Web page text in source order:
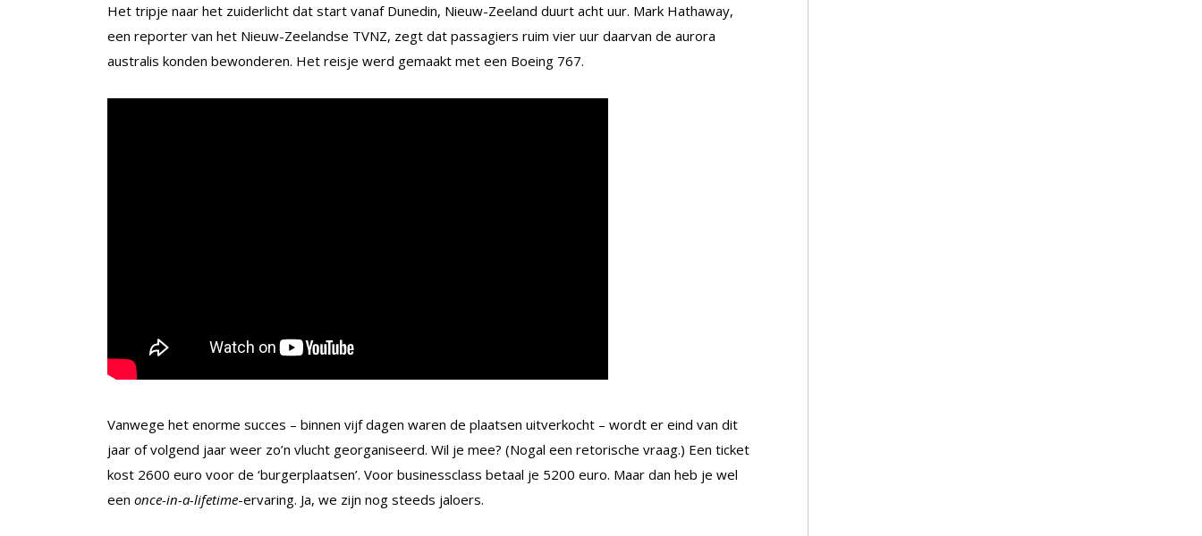
Het tripje naar het zuiderlicht dat start vanaf Dunedin, Nieuw-Zeeland duurt acht uur. Mark Hathaway,
een reporter van het Nieuw-Zeelandse TVNZ, zegt dat passagiers ruim vier uur daarvan de aurora
australis konden bewonderen. Het reisje werd gemaakt met een Boeing 767.
Vanwege het enorme succes – binnen vijf dagen waren de plaatsen uitverkocht – wordt er eind van dit
jaar of volgend jaar weer zo’n vlucht georganiseerd. Wil je mee? (Nogal een retorische vraag.) Een ticket
kost 2600 euro voor de ‘burgerplaatsen’. Voor businessclass betaal je 5200 euro. Maar dan heb je wel
een once-in-a-lifetime-ervaring. Ja, we zijn nog steeds jaloers.